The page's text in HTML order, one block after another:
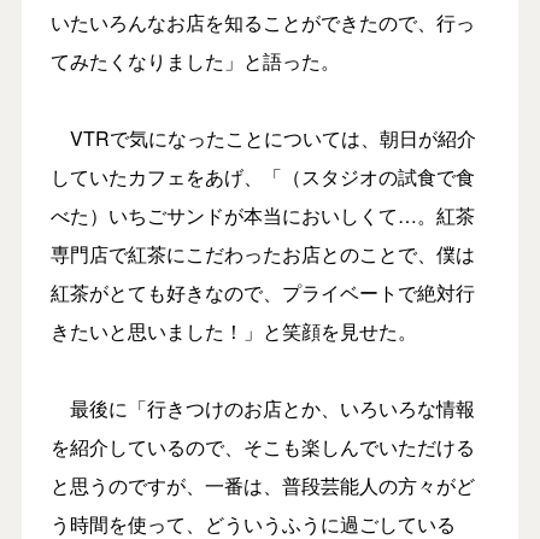
いたいろんなお店を知ることができたので、行っ
てみたくなりました」と語った。
VTRで気になったことについては、朝日が紹介
していたカフェをあげ、「（スタジオの試食で食
べた）いちごサンドが本当においしくて…。紅茶
専門店で紅茶にこだわったお店とのことで、僕は
紅茶がとても好きなので、プライベートで絶対行
きたいと思いました！」と笑顔を見せた。
最後に「行きつけのお店とか、いろいろな情報
を紹介しているので、そこも楽しんでいただける
と思うのですが、一番は、普段芸能人の方々がど
う時間を使って、どういうふうに過ごしている